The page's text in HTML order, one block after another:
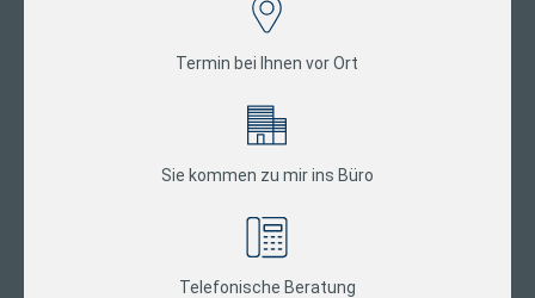
Termin bei Ihnen vor Ort
Sie kommen zu mir ins Büro
Telefonische Beratung